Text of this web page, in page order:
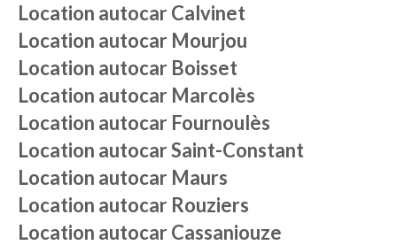
Location autocarCalvinet
Location autocar Mourjou
Location autocar Boisset
Location autocar Marcolès
Location autocar Fournoulès
Location autocarSaint-Constant
Location autocar Maurs
Location autocar Rouziers
Location autocarCassaniouze